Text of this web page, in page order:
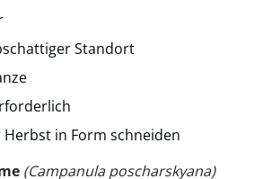
Standort
in Form schneiden
(Campanula poscharskyana)